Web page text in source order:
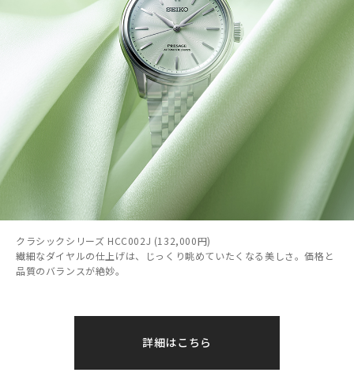
クラシックシリーズ HCC002J (132,000円)
繊細なダイヤルの仕上げは、じっくり眺めていたくなる美しさ。価格と
品質のバランスが絶妙。
詳細はこちら